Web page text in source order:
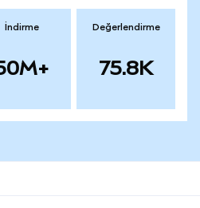
İndirme Değerlendirme
75.8K